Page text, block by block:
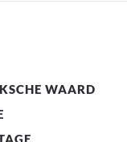
WAARD